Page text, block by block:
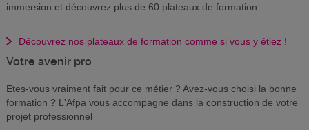
immersion et découvrez plus de 60 plateaux de formation.
Découvrez nos plateaux de formation comme si vous y étiez !
Votre avenir pro
Etes-vous vraiment fait pour ce métier ? Avez-vous choisi la bonne
formation ? L'Afpa vous accompagne dans la construction de votre
projet professionnel